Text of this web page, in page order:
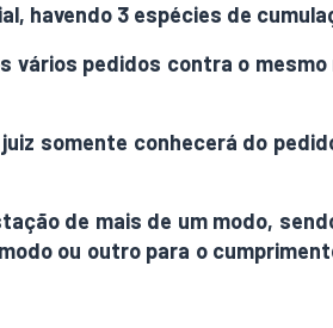
havendo 3 espécies de
vários pedidos contra o
somente conhecerá do
de mais de um modo,
ou outro para o